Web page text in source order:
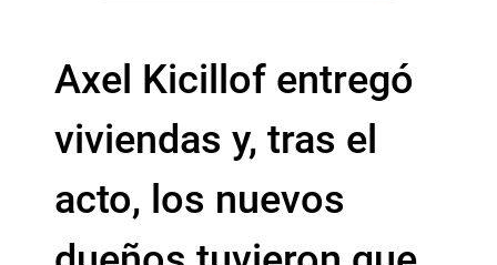
Axel Kicillof entregó
viviendas y, tras el
acto, los nuevos